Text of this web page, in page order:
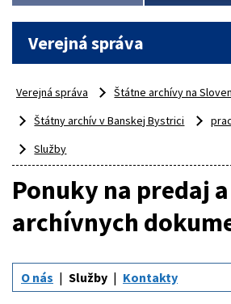
Verejná správa
Verejná správa
Štátne archívy na
Štátny archív v Banskej Bystrici
Služby
Ponuky na predaj
archívnych
O nás Služby Kontakty